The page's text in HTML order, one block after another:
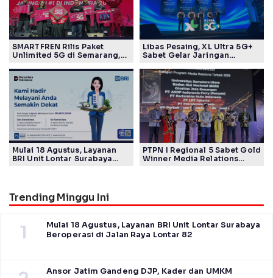
SMARTFREN Rilis Paket
Unlimited 5G di Semarang,
Libas Pesaing, XL Ultra 5G+
Sabet Gelar Jaringan
Mulai 18 Agustus, Layanan
BRI Unit Lontar Surabaya
PTPN I Regional 5 Sabet Gold
Winner Media Relations
Trending Minggu Ini
1
Mulai 18 Agustus, Layanan BRI Unit Lontar Surabaya
Beroperasi di Jalan Raya Lontar 82
Ansor Jatim Gandeng DJP, Kader dan UMKM